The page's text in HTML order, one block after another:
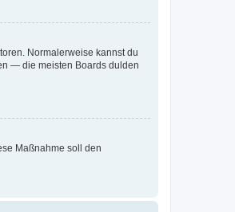
Normalerweise kannst du
— die meisten Boards dulden
Maßnahme soll den